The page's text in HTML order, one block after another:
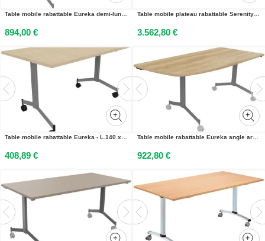
Table mobile rabattable Eureka demi-lune - L.160 x P.80 cm - Plateau Chêne Nebraska - Pieds Aluminium
894,00 €
Table mobile plateau rabattable Serenity 320 x 120 cm Béton – Pied Noir
3.562,80 €
Table mobile rabattable Eureka - L.140 x P.70 cm - Plateau Chêne Nebraska - Pieds Aluminium
408,89 €
Table mobile rabattable Eureka angle arrondi à gauche - L.170 x P.80 cm - Plateau Chêne Nebraska - Pieds Aluminium
922,80 €